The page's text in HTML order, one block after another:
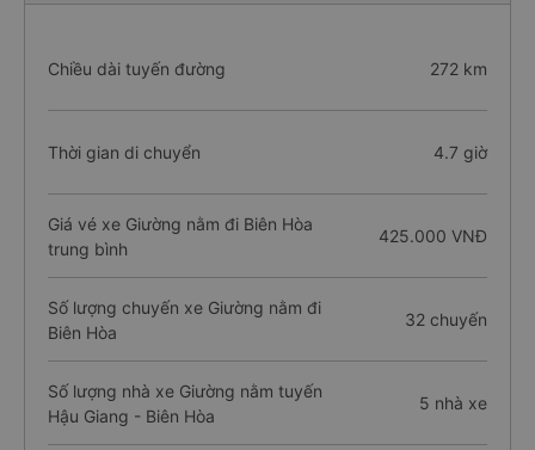
Chiều dài tuyến đường 272 km
Thời gian di chuyển 4.7 giờ
Giá vé xe Giường nằm đi Biên Hòa
trung bình
425.000 VNĐ
Số lượng chuyến xe Giường nằm đi
Biên Hòa
32 chuyến
Số lượng nhà xe Giường nằm tuyến
Hậu Giang - Biên Hòa
5 nhà xe